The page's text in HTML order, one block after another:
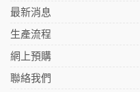
最新消息
生產流程
網上預購
聯絡我們